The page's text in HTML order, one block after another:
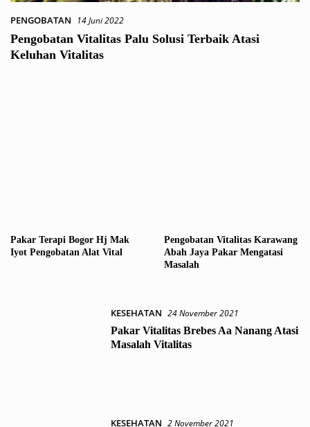
PENGOBATAN 14 Juni 2022
Pengobatan Vitalitas Palu Solusi Terbaik Atasi
Keluhan Vitalitas
Pakar Terapi Bogor Hj Mak
Iyot Pengobatan Alat Vital
Pengobatan Vitalitas Karawang
Abah Jaya Pakar Mengatasi
Masalah
KESEHATAN 24 November 2021
Pakar Vitalitas Brebes Aa Nanang Atasi
Masalah Vitalitas
KESEHATAN 2 November 2021